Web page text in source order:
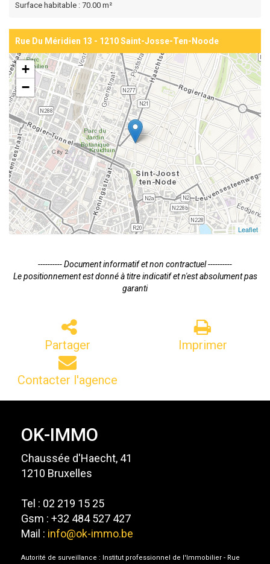
Surface habitable : 70.00 m²
Rue Du Méridien 13 - 1210 Saint-Josse-Ten-Noode
+
−
Leaflet
---------- Document informatif et non contractuel ----------
Le positionnement est donné à titre indicatif et n'est absolument pas
garanti
Partager Imprimer
Contacter l'agence
OK-IMMO
Chaussée d'Haecht, 41
1210 Bruxelles
Tel : 02 219 15 25
Gsm : +32 484 527 427
Mail : info@ok-immo.be
Autorité de surveillance : Institut professionnel de l'Immobilier - Rue